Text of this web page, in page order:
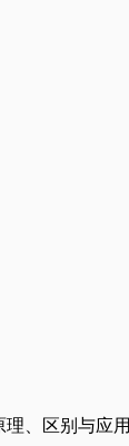
、区别与应用